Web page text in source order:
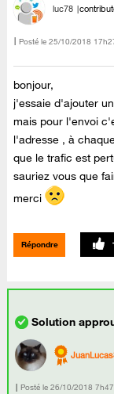
luc78
Posté le ‎25/10/2018
bonjour,
j'essaie d'ajouter
mais pour l'envoi
l'adresse , à
que le trafic est
sauriez vous que
merci
Répondre
Posté le ‎26/10/2018 7h47